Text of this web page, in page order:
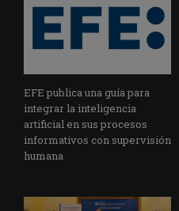
EFE publica una guía para
integrar la inteligencia
artificial en sus procesos
informativos con supervisión
humana